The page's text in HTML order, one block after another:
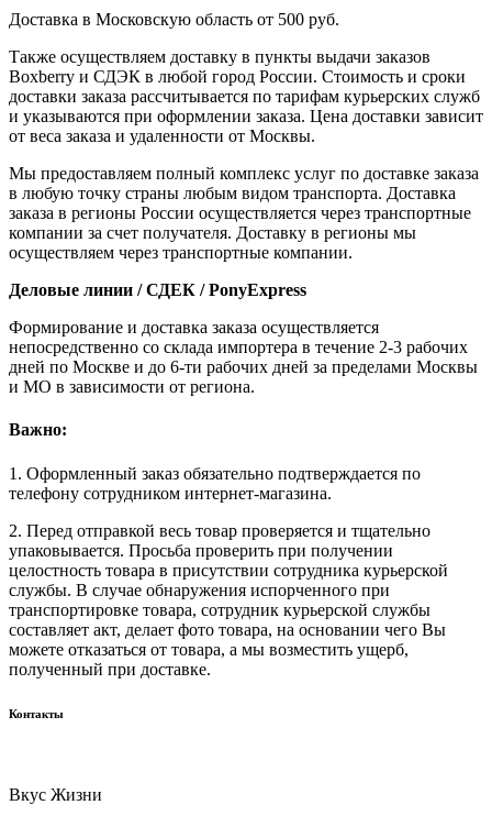
Доставка в Московскую область от 500 руб.
Также осуществляем доставку в пункты выдачи заказов
Boxberry и СДЭК в любой город России. Стоимость и сроки
доставки заказа рассчитывается по тарифам курьерских служб
и указываются при оформлении заказа. Цена доставки зависит
от веса заказа и удаленности от Москвы.
Мы предоставляем полный комплекс услуг по доставке заказа
в любую точку страны любым видом транспорта. Доставка
заказа в регионы России осуществляется через транспортные
компании за счет получателя. Доставку в регионы мы
осуществляем через транспортные компании.
Деловые линии / СДЕК / PonyExpress
Формирование и доставка заказа осуществляется
непосредственно со склада импортера в течение 2-3 рабочих
дней по Москве и до 6-ти рабочих дней за пределами Москвы
и МО в зависимости от региона.
Важно:
1. Оформленный заказ обязательно подтверждается по
телефону сотрудником интернет-магазина.
2. Перед отправкой весь товар проверяется и тщательно
упаковывается. Просьба проверить при получении
целостность товара в присутствии сотрудника курьерской
службы. В случае обнаружения испорченного при
транспортировке товара, сотрудник курьерской службы
составляет акт, делает фото товара, на основании чего Вы
можете отказаться от товара, а мы возместить ущерб,
полученный при доставке.
Контакты
Вкус Жизни